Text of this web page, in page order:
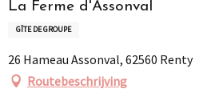
La Ferme d'Assonval
GÎTE DE GROUPE
26 Hameau Assonval, 62560 Renty
Routebeschrijving